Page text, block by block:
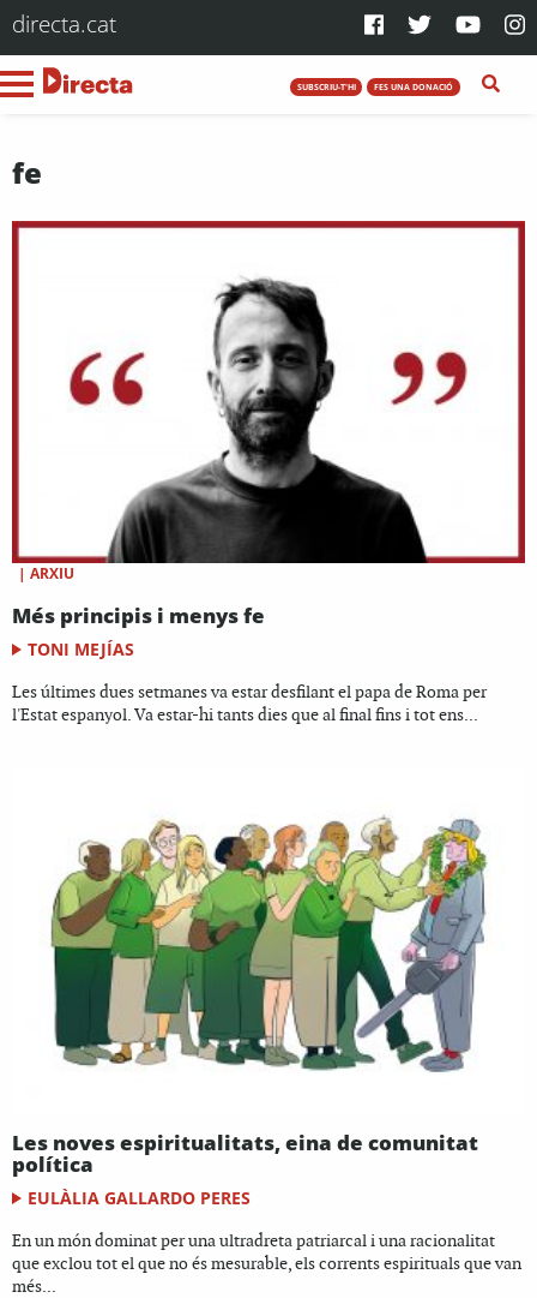
directa.cat
SUBSCRIU-T'HI FES UNA DONACIÓ
fe
| ARXIU
Més principis i menys fe
TONI MEJÍAS
Les últimes dues setmanes va estar desfilant el papa de Roma per
l'Estat espanyol. Va estar-hi tants dies que al final fins i tot ens...
Les noves espiritualitats, eina de comunitat
política
EULÀLIA GALLARDO PERES
En un món dominat per una ultradreta patriarcal i una racionalitat
que exclou tot el que no és mesurable, els corrents espirituals que van
més...